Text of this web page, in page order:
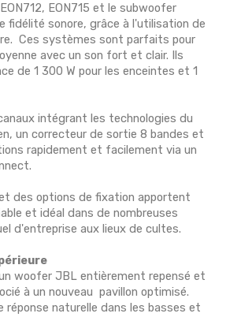
EON715 et le subwoofer
fidélité sonore, grâce à l'utilisation de
Ces systèmes sont parfaits pour
avec un son fort et clair. Ils
de 1 300 W pour les enceintes et 1
intégrant les technologies du
un correcteur de sortie 8 bandes et
rapidement et facilement via un
des options de fixation apportent
et idéal dans de nombreuses
d'entreprise aux lieux de cultes.
woofer JBL entièrement repensé et
à un nouveau pavillon optimisé.
réponse naturelle dans les basses et